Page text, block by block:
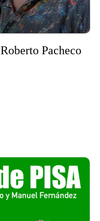
Pacheco
de lo que
resultado de lo que